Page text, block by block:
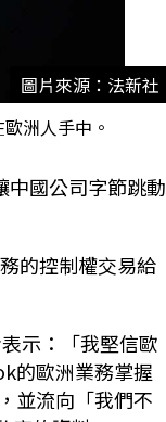
圖片來源：法新社
洲人手中。
國公司字節跳動
的控制權交易給
示：「我堅信歐
的歐洲業務掌握
並流向「我們不